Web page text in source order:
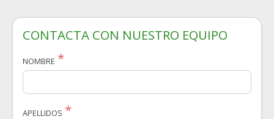
CONTACTA CON NUESTRO EQUIPO
NOMBRE
APELLIDOS